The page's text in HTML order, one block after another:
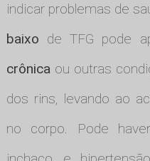
indicar problemas de
baixo de TFG pode
crônicaou outras
dos rins, levando ao
no corpo. Pode